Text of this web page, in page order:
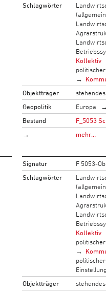
Schlagwörter
Kollektiv
Objektträger
Geopolitik
Europa
Bestand
F_5053
→
mehr…
Signatur
F 5053-
Schlagwörter
Kollektiv
Objektträger